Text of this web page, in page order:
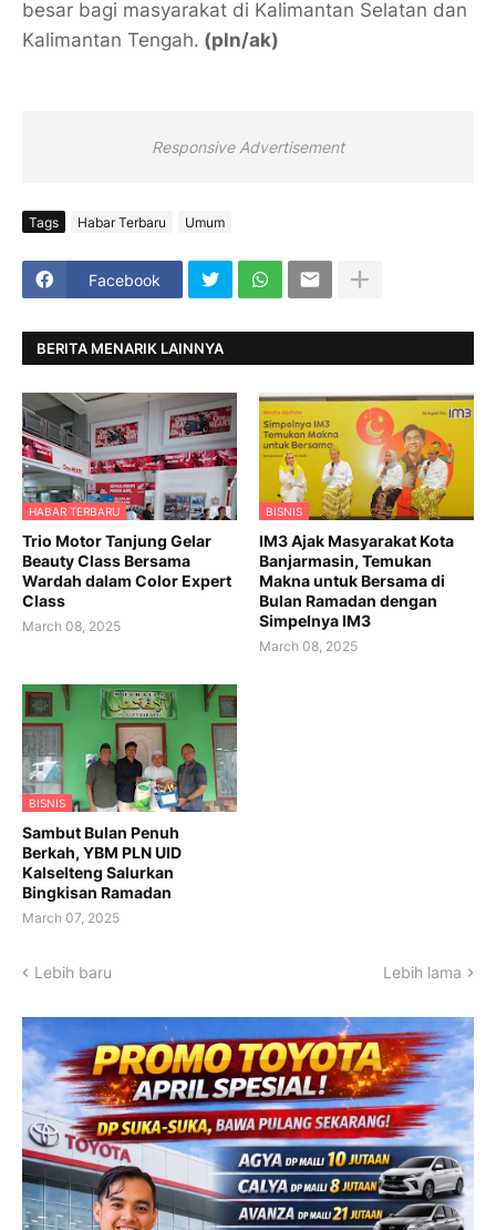
besar bagi masyarakat di Kalimantan Selatan dan
Kalimantan Tengah. (pln/ak)
Responsive Advertisement
Tags Habar Terbaru Umum
Facebook
BERITA MENARIK LAINNYA
HABAR TERBARU
Trio Motor Tanjung Gelar
Beauty Class Bersama
Wardah dalam Color Expert
Class
March 08, 2025
BISNIS
IM3 Ajak Masyarakat Kota
Banjarmasin, Temukan
Makna untuk Bersama di
Bulan Ramadan dengan
Simpelnya IM3
March 08, 2025
BISNIS
Sambut Bulan Penuh
Berkah, YBM PLN UID
Kalselteng Salurkan
Bingkisan Ramadan
March 07, 2025
Lebih baru Lebih lama